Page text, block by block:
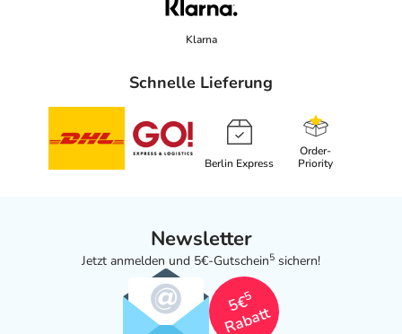
Erkenntnissen abgeraten. Eventuell ist ein Abstillen in
Ist Ihnen das Arzneimittel trotz einer Gegenanzeige
Apotheker. Der therapeutische Nutzen kann höher sein,
als das Risiko, das die Anwendung bei einer
Welche unerwünschten Wirkungen können auftreten?
- Kaliumwerte, erhöht
- Anstieg der Blutfettwerte (Cholesterin, Triglyceride)
Klarna
Schnelle Lieferung
Berlin Express
Order-
Priority
Newsletter
Jetzt anmelden und 5€-Gutschein5 sichern!
5€
5
Rabatt